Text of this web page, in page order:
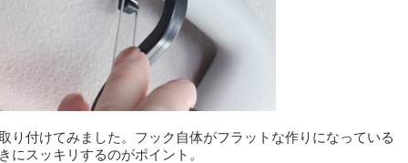
り付けてみました。フック自体がフラットな作りになっている
にスッキリするのがポイント。